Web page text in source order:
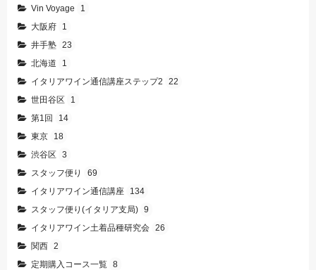
Vin Voyage
1
大阪府
1
井手塾 23
北海道
1
イタリアワイン通信講座ステップ2
22
世田谷区
1
第1回
14
東京
18
渋谷区 3
スタッフ便り
69
イタリアワイン通信講座
134
スタッフ便り(イタリア支局) 9
イタリアワイン土着品種研究会 26
関西 2
定期購入コース一覧 8